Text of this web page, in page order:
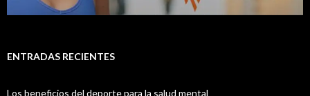
ENTRADAS RECIENTES
Los beneficios del deporte para la salud mental